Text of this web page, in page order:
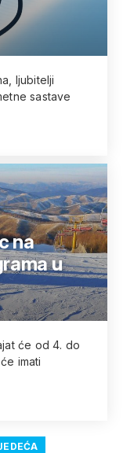
ljubitelji
sastave
na
u
će od 4. do
imati